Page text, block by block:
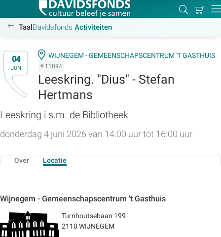
Zoeken
Mijn
/activiteiten
Taal Davidsfonds Activiteiten
04
JUN
WIJNEGEM - GEMEENSCHAPSCENTRUM 'T GASTHUIS
# 11894
Leeskring. "Dius" - Stefan
Hertmans
Leeskring i.s.m. de Bibliotheek
donderdag 4 juni 2026 van 14:00 uur tot 16:00 uur
Over Locatie
Wijnegem - Gemeenschapscentrum 't Gasthuis
Turnhoutsebaan 199
2110 WIJNEGEM
Zoek: